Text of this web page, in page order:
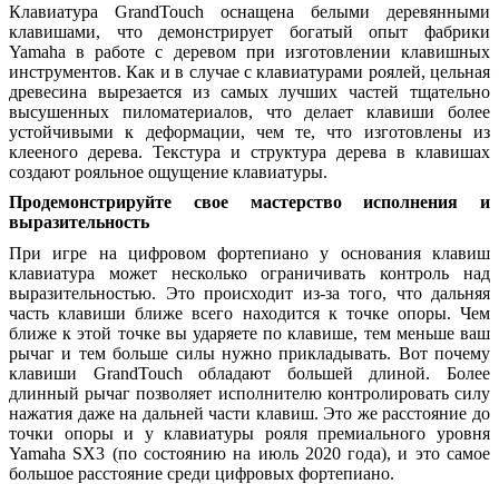
Клавиатура GrandTouch оснащена белыми деревянными
клавишами, что демонстрирует богатый опыт фабрики
Yamaha в работе с деревом при изготовлении клавишных
инструментов. Как и в случае с клавиатурами роялей, цельная
древесина вырезается из самых лучших частей тщательно
высушенных пиломатериалов, что делает клавиши более
устойчивыми к деформации, чем те, что изготовлены из
клееного дерева. Текстура и структура дерева в клавишах
создают рояльное ощущение клавиатуры.
Продемонстрируйте свое мастерство исполнения и
выразительность
При игре на цифровом фортепиано у основания клавиш
клавиатура может несколько ограничивать контроль над
выразительностью. Это происходит из-за того, что дальняя
часть клавиши ближе всего находится к точке опоры. Чем
ближе к этой точке вы ударяете по клавише, тем меньше ваш
рычаг и тем больше силы нужно прикладывать. Вот почему
клавиши GrandTouch обладают большей длиной. Более
длинный рычаг позволяет исполнителю контролировать силу
нажатия даже на дальней части клавиш. Это же расстояние до
точки опоры и у клавиатуры рояля премиального уровня
Yamaha SX3 (по состоянию на июль 2020 года), и это самое
большое расстояние среди цифровых фортепиано.